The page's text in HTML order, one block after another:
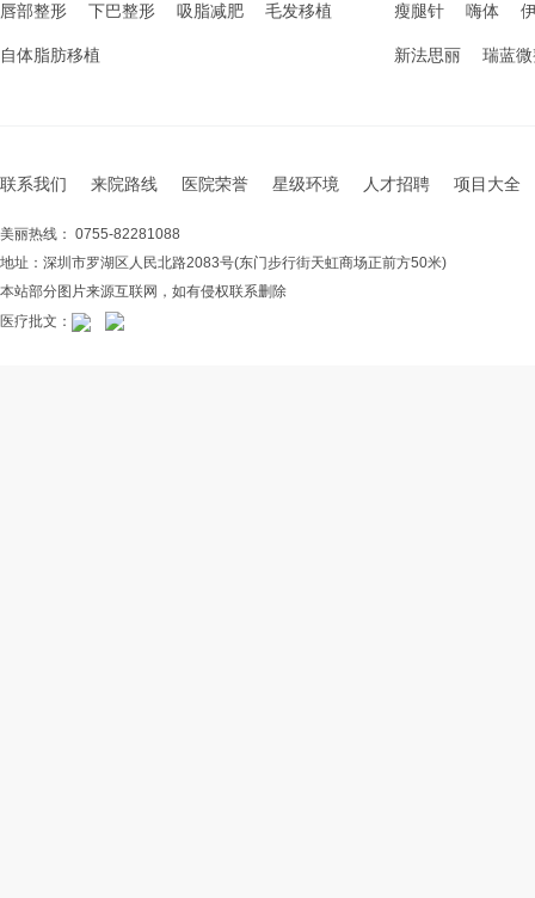
唇部整形 下巴整形 吸脂减肥 毛发移植
自体脂肪移植
瘦腿针 嗨体
新法思丽 瑞蓝
联系我们 来院路线 医院荣誉 星级环境 人才招聘 项目大全
美丽热线： 0755-82281088
地址：深圳市罗湖区人民北路2083号(东门步行街天虹商场正前方50米)
本站部分图片来源互联网，如有侵权联系删除
医疗批文：